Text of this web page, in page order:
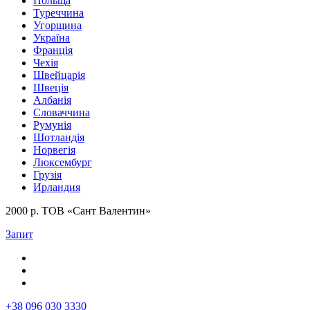
Туреччина
Угорщина
Україна
Франція
Чехія
Швейцарія
Швеція
Албанія
Словаччина
Румунія
Шотландія
Норвегія
Люксембург
Грузія
Ирландия
2000 р. ТОВ «Сант Валентин»
Запит
+38 096 030 3330